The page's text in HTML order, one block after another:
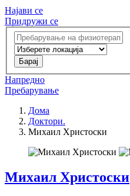
Најави се
Придружи се
Напредно
Пребарување
Дома
Доктори.
Михаил Христоски
Михаил Христоски